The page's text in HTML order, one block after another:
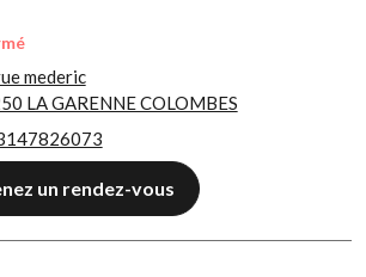
mederic
LA GARENNE COLOMBES
un rendez-vous